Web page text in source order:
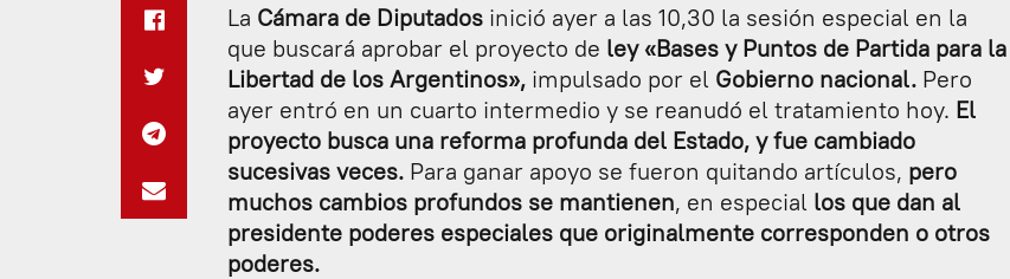
La Cámara de Diputados inició ayer a las 10,30 la sesión especial en la
que buscará aprobar el proyecto de ley «Bases y Puntos de Partida para la
Libertad de los Argentinos», impulsado por el Gobierno nacional. Pero
ayer entró en un cuarto intermedio y se reanudó el tratamiento hoy. El
proyecto busca una reforma profunda del Estado, y fue cambiado
sucesivas veces. Para ganar apoyo se fueron quitando artículos, pero
muchos cambios profundos se mantienen, en especial los que dan al
presidente poderes especiales que originalmente corresponden o otros
poderes.